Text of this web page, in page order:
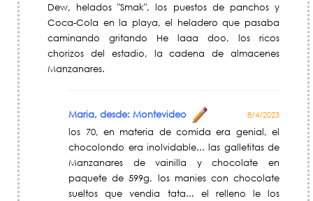
Dew, helados "Smak", los puestos de panchos y
Coca-Cola en la playa, el heladero que pasaba
caminando gritando He laaa doo, los ricos
chorizos del estadio, la cadena de almacenes
Manzanares.
Maria, desde: Montevideo 8/4/2023
los 70, en materia de comida era genial, el
chocolondo era inolvidable... las galletitas de
Manzanares de vainilla y chocolate en
paquete de 599g, los manies con chocolate
sueltos que vendia tata... el relleno le los